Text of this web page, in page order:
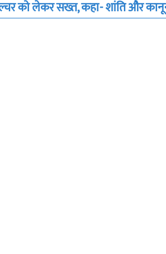
को लेकर सख्त, कहा- शांति और